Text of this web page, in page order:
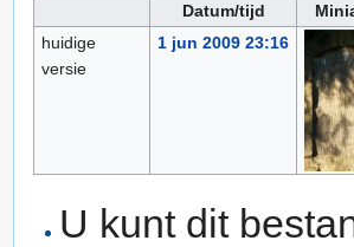
Datum/tijd
huidige
versie
1 jun 2009 23:16
U kunt dit